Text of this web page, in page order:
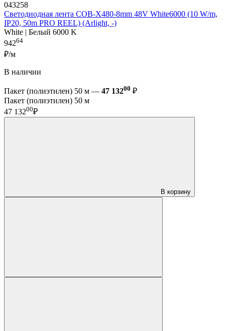
043258
Светодиодная лента COB-X480-8mm 48V White6000 (10 W/m,
IP20, 50m PRO REEL) (Arlight, -)
White | Белый 6000 K
94264
₽/м
В наличии
Пакет (полиэтилен) 50 м — 47 13200 ₽
Пакет (полиэтилен) 50 м
47 13200₽
В корзину